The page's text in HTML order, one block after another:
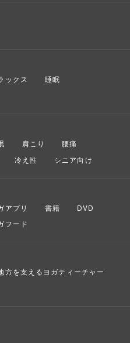
ックス
睡眠
肩こり
腰痛
冷え性 シニア向け
アプリ 書籍
DVD
フード
方を支えるヨガティーチャー